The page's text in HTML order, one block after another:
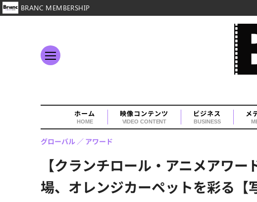
ホーム
HOME
映像コンテンツ
VIDEO CONTENT
ビジネス
BUSINESS
メ
【クランチロール・アニメアワ
場、オレンジカーペットを彩る【
グローバル アワード
BRANC MEMBERSHIP